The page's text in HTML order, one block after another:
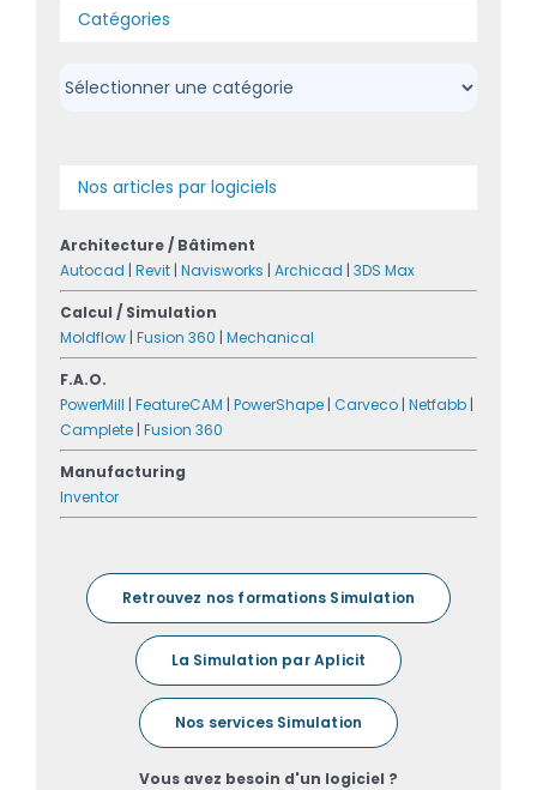
Catégories
Catégories
Nos articles par logiciels
Architecture / Bâtiment
Autocad | Revit | Navisworks | Archicad | 3DS Max
Calcul / Simulation
Moldflow | Fusion 360 | Mechanical
F.A.O.
PowerMill | FeatureCAM | PowerShape | Carveco | Netfabb |
Camplete | Fusion 360
Manufacturing
Inventor
Retrouvez nos formations Simulation
La Simulation par Aplicit
Nos services Simulation
Vous avez besoin d'un logiciel ?